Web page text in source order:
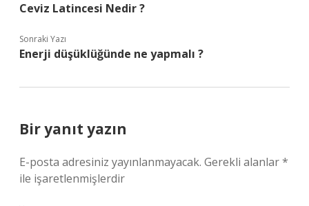
Ceviz Latincesi Nedir ?
Sonraki Yazı
Enerji düşüklüğünde ne yapmalı ?
Bir yanıt yazın
E-posta adresiniz yayınlanmayacak. Gerekli alanlar*
ile işaretlenmişlerdir